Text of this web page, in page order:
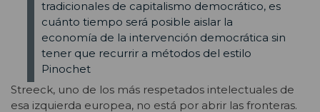
tradicionales de capitalismo democrático, es
cuánto tiempo será posible aislar la
economía de la intervención democrática sin
tener que recurrir a métodos del estilo
Pinochet
Streeck, uno de los más respetados intelectuales de
esa izquierda europea, no está por abrir las fronteras.